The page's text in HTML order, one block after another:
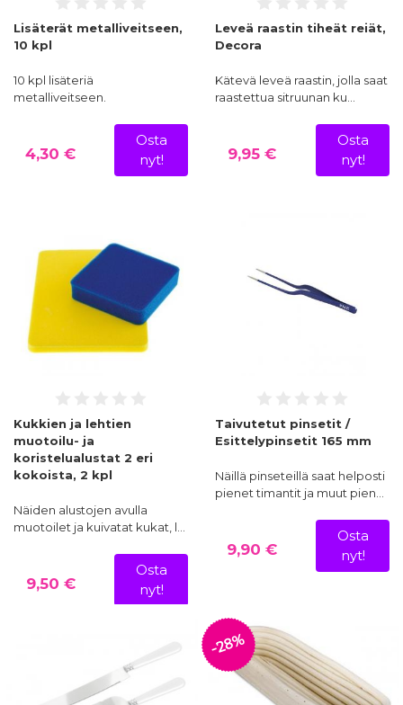
Lisäterät metalliveitseen,
10 kpl
10 kpl lisäteriä
metalliveitseen.
4,30 €
Osta
nyt!
Leveä raastin tiheät reiät,
Decora
Kätevä leveä raastin, jolla saat
raastettua sitruunan ku…
9,95 €
Osta
nyt!
Kukkien ja lehtien
muotoilu- ja
koristelualustat 2 eri
kokoista, 2 kpl
Näiden alustojen avulla
muotoilet ja kuivatat kukat, l…
9,50 €
Osta
nyt!
Taivutetut pinsetit /
Esittelypinsetit 165 mm
Näillä pinseteillä saat helposti
pienet timantit ja muut pien…
9,90 €
Osta
nyt!
-28%